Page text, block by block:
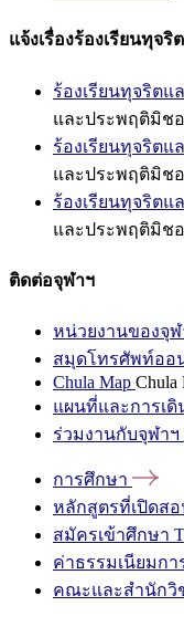
แจ้งเรื่องร้องเรียนทุจริต
ร้องเรียนทุจริต
และประพฤติมิช
ร้องเรียนทุจริต
และประพฤติมิช
ร้องเรียนทุจริต
และประพฤติมิช
ติดต่อจุฬาฯ
หน่วยงานของจุฬ
สมุดโทรศัพท์ออ
Chula Map Chula
แผนที่และการเดิ
ร่วมงานกับจุฬาฯ
การศึกษา
หลักสูตรที่เปิดส
สมัครเข้าศึกษา
ค่าธรรมเนียมกา
คณะและสำนักวิ